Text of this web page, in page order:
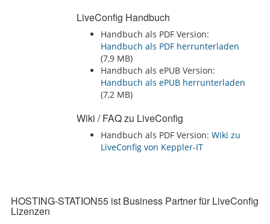
LiveConfig Handbuch
Handbuch als PDF Version:
Handbuch als PDF herrunterladen
(7,9 MB)
Handbuch als ePUB Version:
Handbuch als ePUB herrunterladen
(7,2 MB)
Wiki / FAQ zu LiveConfig
Handbuch als PDF Version: Wiki zu
LiveConfig von Keppler-IT‏‎‏‎
HOSTING-STATION55 ist Business Partner für LiveConfig
Lizenzen